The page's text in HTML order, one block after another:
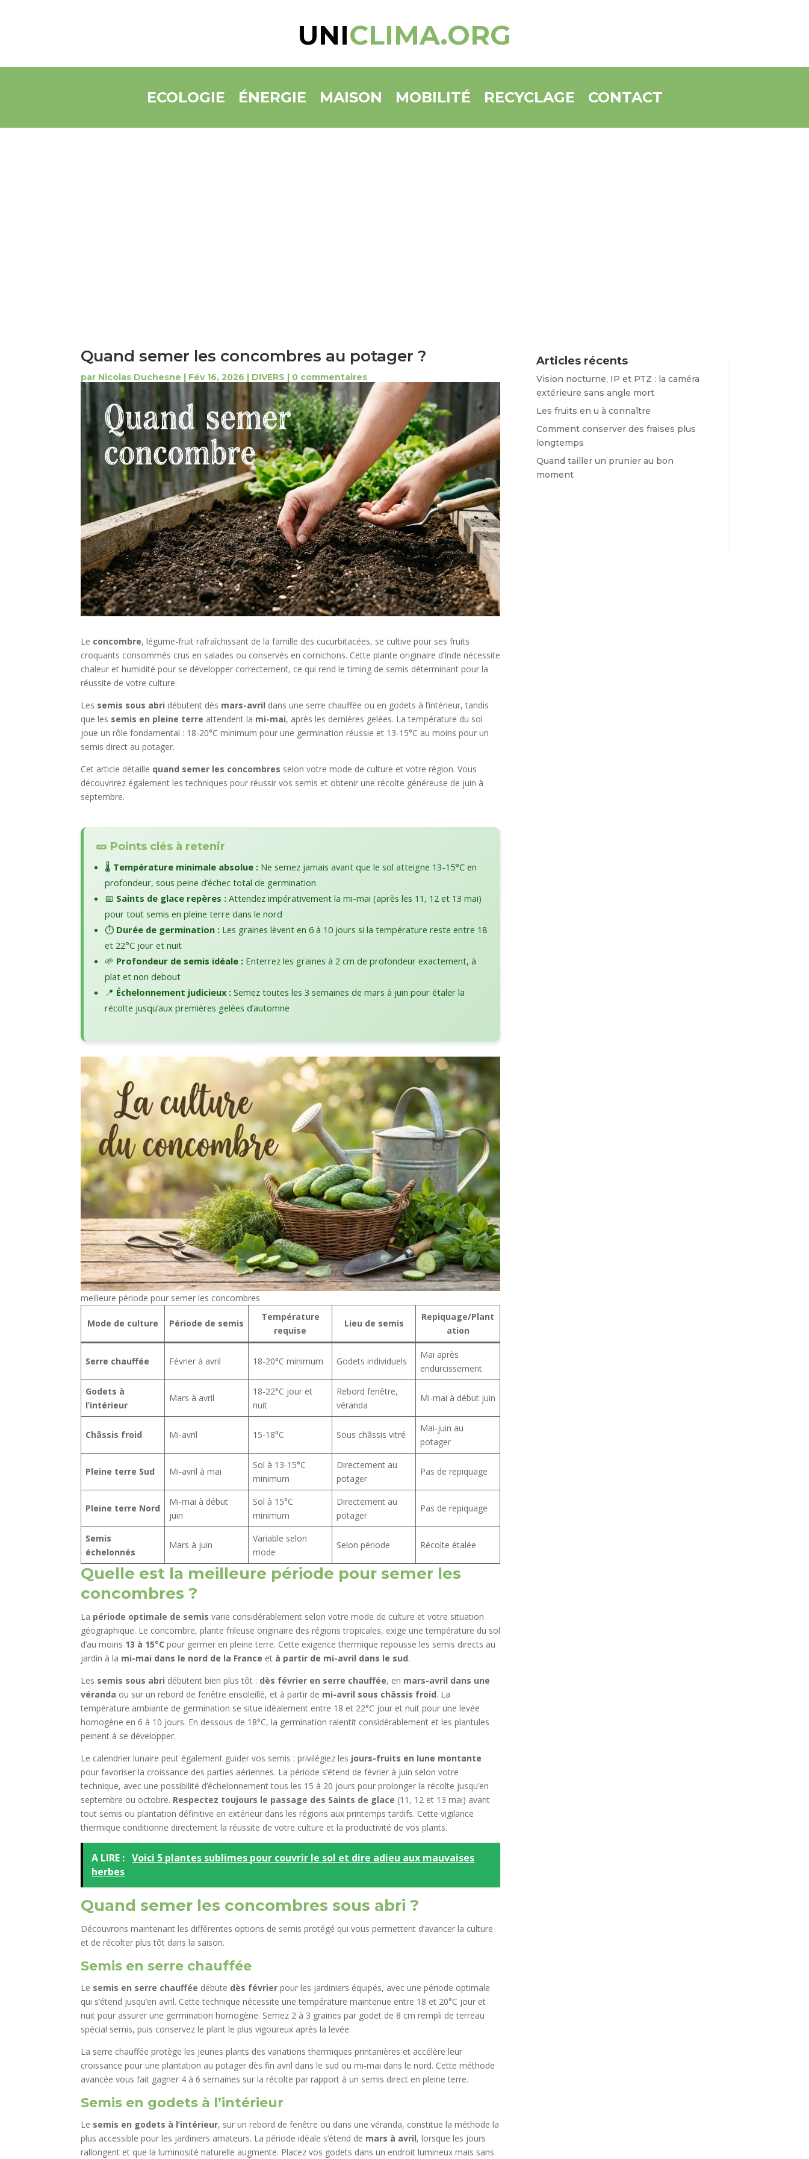
UNICLIMA.ORG
ECOLOGIE ÉNERGIE MAISON MOBILITÉ RECYCLAGE CONTACT
Quand semer les concombres au potager ?
par Nicolas Duchesne Fév 16, 2026 DIVERS 0 commentaires
Le concombre, légume-fruit rafraîchissant de la famille des cucurbitacées, se cultive pour ses fruits
croquants consommés crus en salades ou conservés en cornichons. Cette plante originaire d’Inde nécessite
chaleur et humidité pour se développer correctement, ce qui rend le timing de semis déterminant pour la
réussite de votre culture.
Les semis sous abri débutent dès mars-avril dans une serre chauffée ou en godets à l’intérieur, tandis
que les semis en pleine terre attendent la mi-mai, après les dernières gelées. La température du sol
joue un rôle fondamental : 18-20°C minimum pour une germination réussie et 13-15°C au moins pour un
semis direct au potager.
Cet article détaille quand semer les concombres selon votre mode de culture et votre région. Vous
découvrirez également les techniques pour réussir vos semis et obtenir une récolte généreuse de juin à
septembre.
🥒 Points clés à retenir
🌡️ Température minimale absolue : Ne semez jamais avant que le sol atteigne 13-15°C en
profondeur, sous peine d’échec total de germination
📅 Saints de glace repères : Attendez impérativement la mi-mai (après les 11, 12 et 13 mai)
pour tout semis en pleine terre dans le nord
⏱️ Durée de germination : Les graines lèvent en 6 à 10 jours si la température reste entre 18
et 22°C jour et nuit
🌱 Profondeur de semis idéale : Enterrez les graines à 2 cm de profondeur exactement, à
plat et non debout
📍 Échelonnement judicieux : Semez toutes les 3 semaines de mars à juin pour étaler la
récolte jusqu’aux premières gelées d’automne
meilleure période pour semer les concombres
Mode de culture Période de semis
Température
requise
Lieu de semis
Repiquage/Plant
ation
Serre chauffée Février à avril 18-20°C minimum​ Godets individuels
Mai après
endurcissement
Godets à
l’intérieur
Mars à avril
18-22°C jour et
nuit
Rebord fenêtre,
véranda
Mi-mai à début juin
Châssis froid Mi-avril 15-18°C Sous châssis vitré
Mai-juin au
potager
Pleine terre Sud Mi-avril à mai
Sol à 13-15°C
minimum
Directement au
potager
Pas de repiquage
Pleine terre Nord
Mi-mai à début
juin
Sol à 15°C
minimum​
Directement au
potager
Pas de repiquage
Semis
échelonnés
Mars à juin
Variable selon
mode
Selon période Récolte étalée
Quelle est la meilleure période pour semer les
concombres ?
La période optimale de semis varie considérablement selon votre mode de culture et votre situation
géographique. Le concombre, plante frileuse originaire des régions tropicales, exige une température du sol
d’au moins 13 à 15°C pour germer en pleine terre. Cette exigence thermique repousse les semis directs au
jardin à la mi-mai dans le nord de la France et à partir de mi-avril dans le sud.
Les semis sous abri débutent bien plus tôt : dès février en serre chauffée, en mars-avril dans une
véranda ou sur un rebord de fenêtre ensoleillé, et à partir de mi-avril sous châssis froid. La
température ambiante de germination se situe idéalement entre 18 et 22°C jour et nuit pour une levée
homogène en 6 à 10 jours. En dessous de 18°C, la germination ralentit considérablement et les plantules
peinent à se développer.
Le calendrier lunaire peut également guider vos semis : privilégiez les jours-fruits en lune montante
pour favoriser la croissance des parties aériennes. La période s’étend de février à juin selon votre
technique, avec une possibilité d’échelonnement tous les 15 à 20 jours pour prolonger la récolte jusqu’en
septembre ou octobre. Respectez toujours le passage des Saints de glace (11, 12 et 13 mai) avant
tout semis ou plantation définitive en extérieur dans les régions aux printemps tardifs. Cette vigilance
thermique conditionne directement la réussite de votre culture et la productivité de vos plants.
A LIRE : Voici 5 plantes sublimes pour couvrir le sol et dire adieu aux mauvaises
herbes
Quand semer les concombres sous abri ?
Découvrons maintenant les différentes options de semis protégé qui vous permettent d’avancer la culture
et de récolter plus tôt dans la saison.
Semis en serre chauffée
Le semis en serre chauffée débute dès février pour les jardiniers équipés, avec une période optimale
qui s’étend jusqu’en avril. Cette technique nécessite une température maintenue entre 18 et 20°C jour et
nuit pour assurer une germination homogène. Semez 2 à 3 graines par godet de 8 cm rempli de terreau
spécial semis, puis conservez le plant le plus vigoureux après la levée.
La serre chauffée protège les jeunes plants des variations thermiques printanières et accélère leur
croissance pour une plantation au potager dès fin avril dans le sud ou mi-mai dans le nord. Cette méthode
avancée vous fait gagner 4 à 6 semaines sur la récolte par rapport à un semis direct en pleine terre.
Semis en godets à l’intérieur
Le semis en godets à l’intérieur, sur un rebord de fenêtre ou dans une véranda, constitue la méthode la
plus accessible pour les jardiniers amateurs. La période idéale s’étend de mars à avril, lorsque les jours
rallongent et que la luminosité naturelle augmente. Placez vos godets dans un endroit lumineux mais sans
Articles récents
Vision nocturne, IP et PTZ : la caméra
extérieure sans angle mort
Les fruits en u à connaître
Comment conserver des fraises plus
longtemps
Quand tailler un prunier au bon
moment